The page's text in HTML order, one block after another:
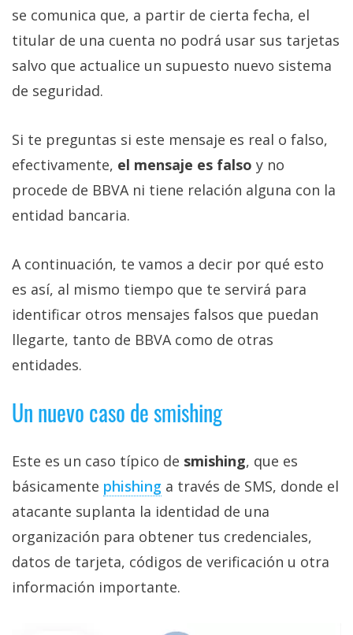
se comunica que, a partir de cierta fecha, el
titular de una cuenta no podrá usar sus tarjetas
salvo que actualice un supuesto nuevo sistema
de seguridad.
Si te preguntas si este mensaje es real o falso,
efectivamente, el mensaje es falso y no
procede de BBVA ni tiene relación alguna con la
entidad bancaria.
A continuación, te vamos a decir por qué esto
es así, al mismo tiempo que te servirá para
identificar otros mensajes falsos que puedan
llegarte, tanto de BBVA como de otras
entidades.
Un nuevo caso de smishing
Este es un caso típico de smishing, que es
básicamente phishing‎ a través de SMS, donde el
atacante suplanta la identidad de una
organización para obtener tus credenciales,
datos de tarjeta, códigos de verificación u otra
información importante.